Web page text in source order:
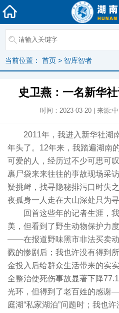
当前位置： 首页 > 智库智者
史卫燕：一名新华
时间：2023-03-20 | 来源:
2011年，我进入新华社湖
年头了。12年来，我踏遍湖南
可爱的人，经历过不少可思可
裹尸袋来来往往的事故现场采
疑挑衅，找寻隐秘排污口时失
夜孤身一人走在大山深处只为
回首这些年的记者生涯，
美，但看到了野生动物保护力
——在报道野味黑市非法买卖
戮的惨剧后；我也许没有得到
金投入后给群众生活带来的实
全整治使死伤事故显著下降
光环，但得到了老百姓的感谢
庭湖“私家湖泊”问题时；我也